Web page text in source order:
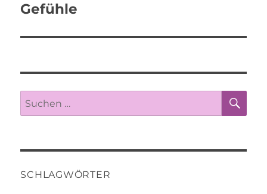
Gefühle
Suche
nach:
SCHLAGWÖRTER